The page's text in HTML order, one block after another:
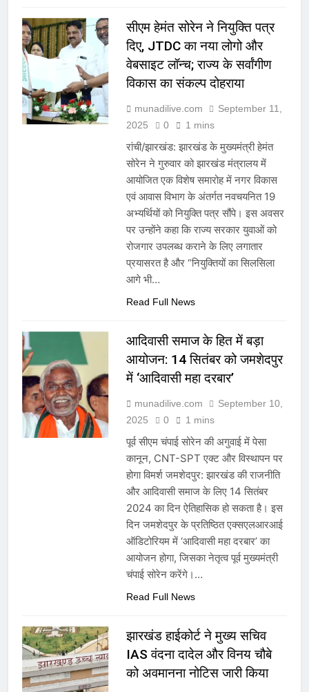
सीएम हेमंत सोरेन ने नियुक्ति पत्र
दिए, JTDC का नया लोगो और
वेबसाइट लॉन्च; राज्य के सर्वांगीण
विकास का संकल्प दोहराया
munadilive.com
September 11,
2025
0 1 mins
रांची/झारखंड: झारखंड के मुख्यमंत्री हेमंत
सोरेन ने गुरुवार को झारखंड मंत्रालय में
आयोजित एक विशेष समारोह में नगर विकास
एवं आवास विभाग के अंतर्गत नवचयनित 19
अभ्यर्थियों को नियुक्ति पत्र सौंपे। इस अवसर
पर उन्होंने कहा कि राज्य सरकार युवाओं को
रोजगार उपलब्ध कराने के लिए लगातार
प्रयासरत है और “नियुक्तियों का सिलसिला
आगे भी…
Read Full News
आदिवासी समाज के हित में बड़ा
आयोजन: 14 सितंबर को जमशेदपुर
में ‘आदिवासी महा दरबार’
munadilive.com
September 10,
2025
0 1 mins
पूर्व सीएम चंपाई सोरेन की अगुवाई में पेसा
कानून, CNT-SPT एक्ट और विस्थापन पर
होगा विमर्श जमशेदपुर: झारखंड की राजनीति
और आदिवासी समाज के लिए 14 सितंबर
2024 का दिन ऐतिहासिक हो सकता है। इस
दिन जमशेदपुर के प्रतिष्ठित एक्सएलआरआई
ऑडिटोरियम में ‘आदिवासी महा दरबार’ का
आयोजन होगा, जिसका नेतृत्व पूर्व मुख्यमंत्री
चंपाई सोरेन करेंगे।…
Read Full News
झारखंड हाईकोर्ट ने मुख्य सचिव
IAS वंदना दादेल और विनय चौबे
को अवमानना नोटिस जारी किया